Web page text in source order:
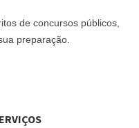
de concursos públicos,
preparação.